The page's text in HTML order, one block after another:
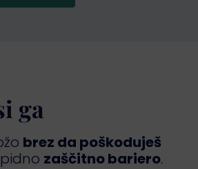
ga
brez da poškoduješ
zaščitno bariero.